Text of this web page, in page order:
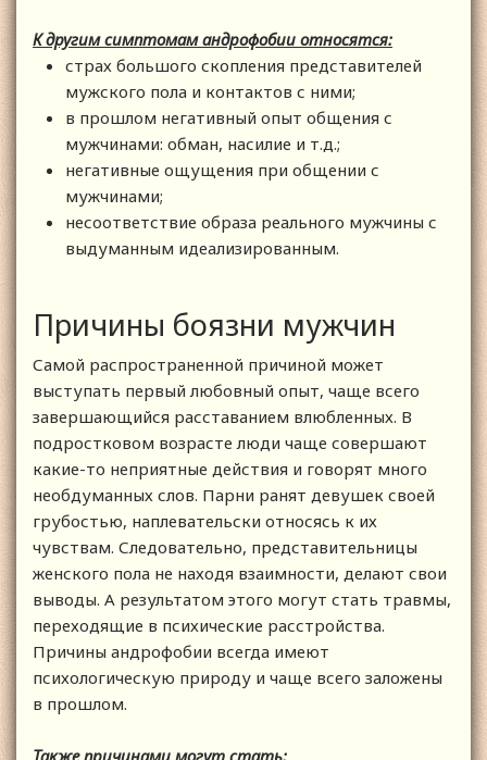
К другим симптомам андрофобии относятся:
страх большого скопления представителей
мужского пола и контактов с ними;
в прошлом негативный опыт общения с
мужчинами: обман, насилие и т.д.;
негативные ощущения при общении с
мужчинами;
несоответствие образа реального мужчины с
выдуманным идеализированным.
Причины боязни мужчин
Самой распространенной причиной может
выступать первый любовный опыт, чаще всего
завершающийся расставанием влюбленных. В
подростковом возрасте люди чаще совершают
какие-то неприятные действия и говорят много
необдуманных слов. Парни ранят девушек своей
грубостью, наплевательски относясь к их
чувствам. Следовательно, представительницы
женского пола не находя взаимности, делают свои
выводы. А результатом этого могут стать травмы,
переходящие в психические расстройства.
Причины андрофобии всегда имеют
психологическую природу и чаще всего заложены
в прошлом.